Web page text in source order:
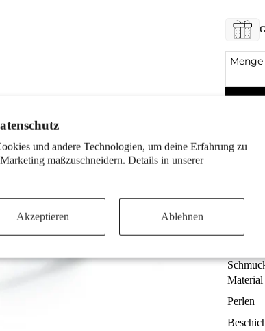
und andere Technologien, um deine Erfahrung zu
maßzuschneidern. Details in unserer
Akzeptieren Ablehnen
In
feinen
Design,
Material
Perlen